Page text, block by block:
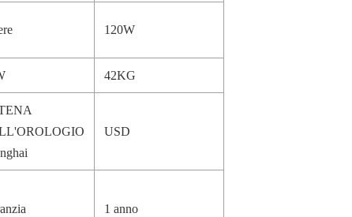
120W
42KG
USD
1 anno